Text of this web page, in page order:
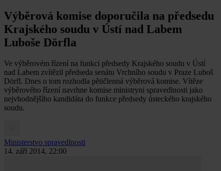
Výběrová komise doporučila na předsedu
Krajského soudu v Ústí nad Labem
Luboše Dörfla
Ve výběrovém řízení na funkci předsedy Krajského soudu v Ústí
nad Labem zvítězil předseda senátu Vrchního soudu v Praze Luboš
Dörfl. Dnes o tom rozhodla pětičlenná výběrová komise. Vítěze
výběrového řízení navrhne komise ministryni spravedlnosti jako
nejvhodnějšího kandidáta do funkce předsedy ústeckého krajského
soudu.
Ministerstvo spravedlnosti
14. září 2014, 22:00